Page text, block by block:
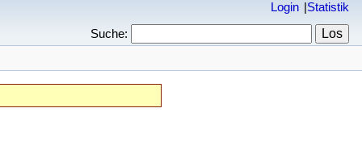
Login
Statistik
Suche: